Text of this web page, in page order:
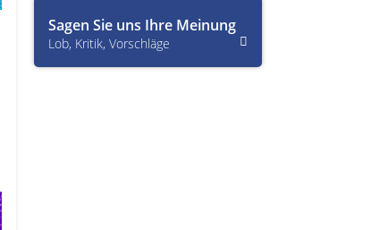
Sagen Sie uns Ihre Meinung
Lob, Kritik, Vorschläge